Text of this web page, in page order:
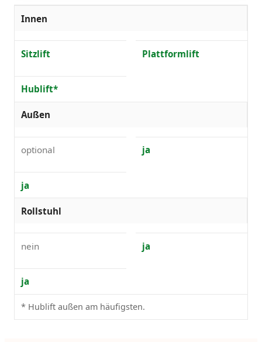
Innen
Sitzlift Plattformlift
Hublift*
Außen
optional ja
ja
Rollstuhl
nein ja
ja
* Hublift außen am häufigsten.